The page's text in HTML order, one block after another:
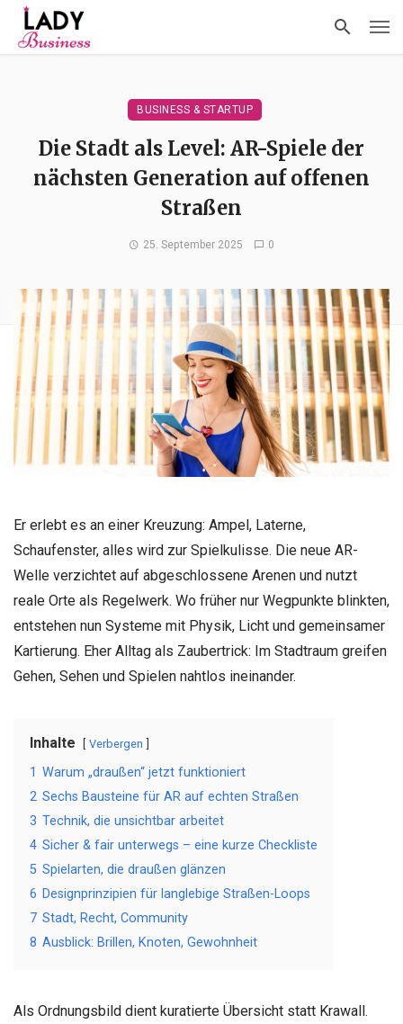
BUSINESS & STARTUP
Die Stadt als Level: AR-Spiele der
nächsten Generation auf offenen
Straßen
25. September 2025 0
Er erlebt es an einer Kreuzung: Ampel, Laterne,
Schaufenster, alles wird zur Spielkulisse. Die neue AR-
Welle verzichtet auf abgeschlossene Arenen und nutzt
reale Orte als Regelwerk. Wo früher nur Wegpunkte blinkten,
entstehen nun Systeme mit Physik, Licht und gemeinsamer
Kartierung. Eher Alltag als Zaubertrick: Im Stadtraum greifen
Gehen, Sehen und Spielen nahtlos ineinander.
Inhalte Verbergen
1 Warum „draußen“ jetzt funktioniert
2 Sechs Bausteine für AR auf echten Straßen
3 Technik, die unsichtbar arbeitet
4 Sicher & fair unterwegs – eine kurze Checkliste
5 Spielarten, die draußen glänzen
6 Designprinzipien für langlebige Straßen-Loops
7 Stadt, Recht, Community
8 Ausblick: Brillen, Knoten, Gewohnheit
Als Ordnungsbild dient kuratierte Übersicht statt Krawall.